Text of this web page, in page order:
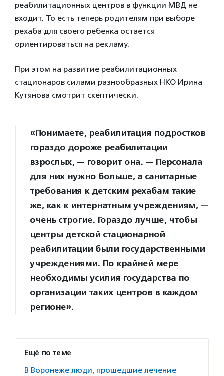
реабилитационных центров в функции МВД не
входит. То есть теперь родителям при выборе
рехаба для своего ребенка остается
ориентироваться на рекламу.
При этом на развитие реабилитационных
стационаров силами разнообразных НКО Ирина
Кутянова смотрит скептически.
«Понимаете, реабилитация подростков
гораздо дороже реабилитации
взрослых, — говорит она. — Персонала
для них нужно больше, а санитарные
требования к детским рехабам такие
же, как к интернатным учреждениям, —
очень строгие. Гораздо лучше, чтобы
центры детской стационарной
реабилитации были государственными
учреждениями. По крайней мере
необходимы усилия государства по
организации таких центров в каждом
регионе».
Ещё по теме
В Воронеже люди, прошедшие лечение